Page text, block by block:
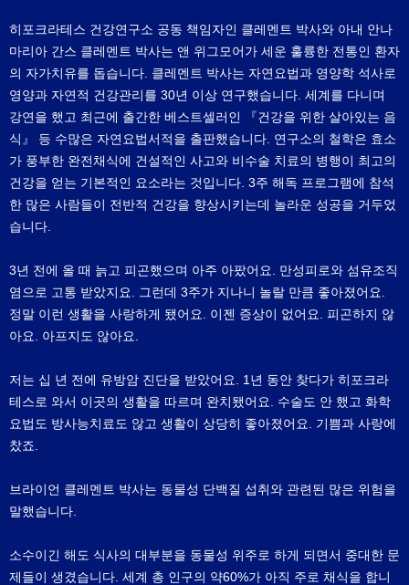
히포크라테스 건강연구소 공동 책임자인 클레멘트 박사와 아내 안나
마리아 간스 클레멘트 박사는 앤 위그모어가 세운 훌륭한 전통인 환자
의 자가치유를 돕습니다. 클레멘트 박사는 자연요법과 영양학 석사로
영양과 자연적 건강관리를 30년 이상 연구했습니다. 세계를 다니며
강연을 했고 최근에 출간한 베스트셀러인 『건강을 위한 살아있는 음
식』 등 수많은 자연요법서적을 출판했습니다. 연구소의 철학은 효소
가 풍부한 완전채식에 건설적인 사고와 비수술 치료의 병행이 최고의
건강을 얻는 기본적인 요소라는 것입니다. 3주 해독 프로그램에 참석
한 많은 사람들이 전반적 건강을 향상시키는데 놀라운 성공을 거두었
습니다.
3년 전에 올 때 늙고 피곤했으며 아주 아팠어요. 만성피로와 섬유조직
염으로 고통 받았지요. 그런데 3주가 지나니 놀랄 만큼 좋아졌어요.
정말 이런 생활을 사랑하게 됐어요. 이젠 증상이 없어요. 피곤하지 않
아요. 아프지도 않아요.
저는 십 년 전에 유방암 진단을 받았어요. 1년 동안 찾다가 히포크라
테스로 와서 이곳의 생활을 따르며 완치됐어요. 수술도 안 했고 화학
요법도 방사능치료도 않고 생활이 상당히 좋아졌어요. 기쁨과 사랑에
찼죠.
브라이언 클레멘트 박사는 동물성 단백질 섭취와 관련된 많은 위험을
말했습니다.
소수이긴 해도 식사의 대부분을 동물성 위주로 하게 되면서 중대한 문
제들이 생겼습니다. 세계 총 인구의 약60%가 아직 주로 채식을 합니